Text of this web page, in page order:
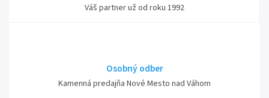
Váš partner už od roku 1992
Osobný odber
Kamenná predajňa Nové Mesto nad Váhom